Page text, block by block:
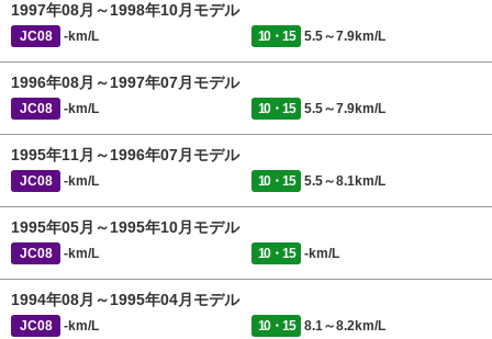
1997年08月～1998年10月モデル
JC08 -km/L 10・15 5.5～7.9km/L
1996年08月～1997年07月モデル
JC08 -km/L 10・15 5.5～7.9km/L
1995年11月～1996年07月モデル
JC08 -km/L 10・15 5.5～8.1km/L
1995年05月～1995年10月モデル
JC08 -km/L 10・15 -km/L
1994年08月～1995年04月モデル
JC08 -km/L 10・15 8.1～8.2km/L